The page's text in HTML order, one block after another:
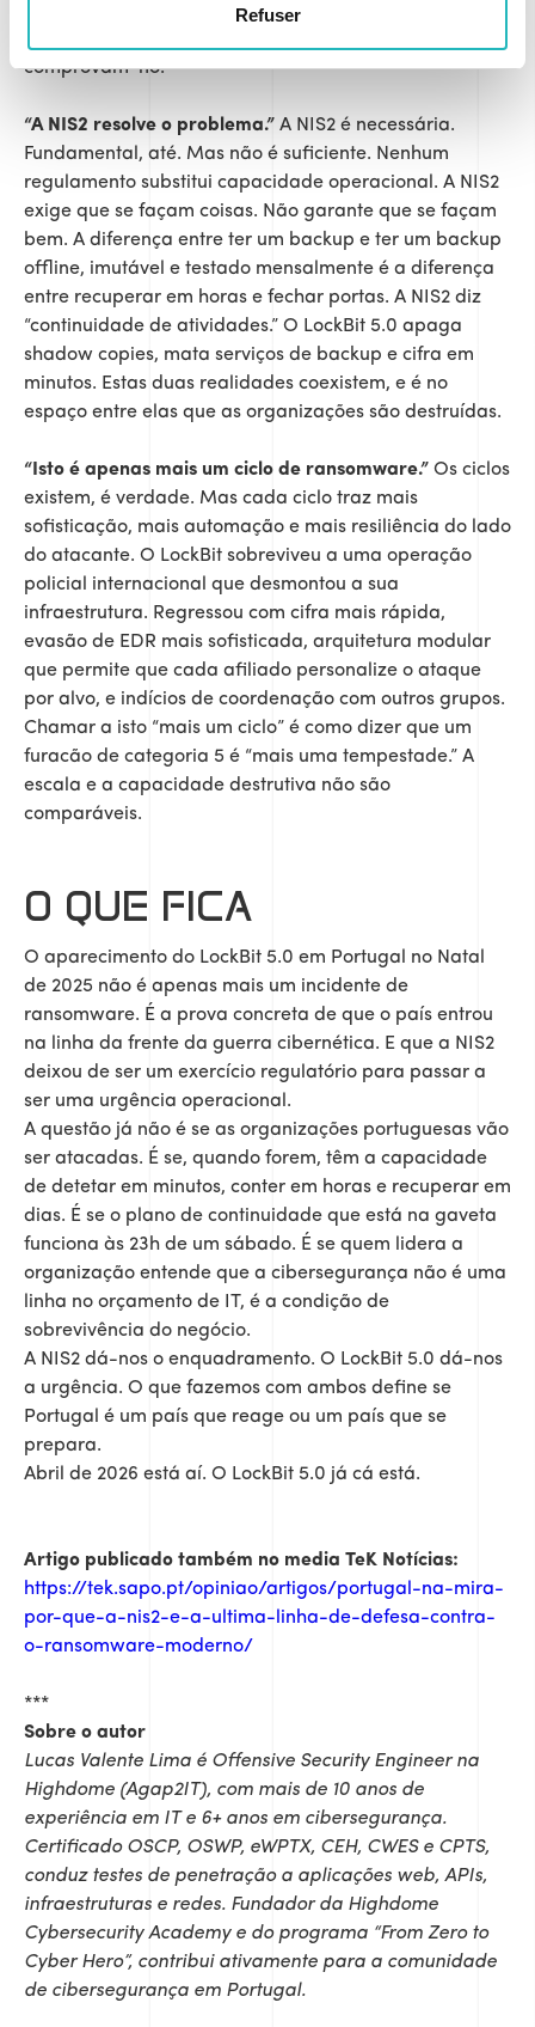
Refuser
precisamente o tipo de terreno que atrai operações
comprovam-no.
“A NIS2 resolve o problema.” A NIS2 é necessária.
Fundamental, até. Mas não é suficiente. Nenhum
regulamento substitui capacidade operacional. A NIS2
exige que se façam coisas. Não garante que se façam
bem. A diferença entre ter um backup e ter um backup
offline, imutável e testado mensalmente é a diferença
entre recuperar em horas e fechar portas. A NIS2 diz
“continuidade de atividades.” O LockBit 5.0 apaga
shadow copies, mata serviços de backup e cifra em
minutos. Estas duas realidades coexistem, e é no
espaço entre elas que as organizações são destruídas.
“Isto é apenas mais um ciclo de ransomware.” Os ciclos
existem, é verdade. Mas cada ciclo traz mais
sofisticação, mais automação e mais resiliência do lado
do atacante. O LockBit sobreviveu a uma operação
policial internacional que desmontou a sua
infraestrutura. Regressou com cifra mais rápida,
evasão de EDR mais sofisticada, arquitetura modular
que permite que cada afiliado personalize o ataque
por alvo, e indícios de coordenação com outros grupos.
Chamar a isto “mais um ciclo” é como dizer que um
furacão de categoria 5 é “mais uma tempestade.” A
escala e a capacidade destrutiva não são
comparáveis.
O QUE FICA
O aparecimento do LockBit 5.0 em Portugal no Natal
de 2025 não é apenas mais um incidente de
ransomware. É a prova concreta de que o país entrou
na linha da frente da guerra cibernética. E que a NIS2
deixou de ser um exercício regulatório para passar a
ser uma urgência operacional.
A questão já não é se as organizações portuguesas vão
ser atacadas. É se, quando forem, têm a capacidade
de detetar em minutos, conter em horas e recuperar em
dias. É se o plano de continuidade que está na gaveta
funciona às 23h de um sábado. É se quem lidera a
organização entende que a cibersegurança não é uma
linha no orçamento de IT, é a condição de
sobrevivência do negócio.
A NIS2 dá-nos o enquadramento. O LockBit 5.0 dá-nos
a urgência. O que fazemos com ambos define se
Portugal é um país que reage ou um país que se
prepara.
Abril de 2026 está aí. O LockBit 5.0 já cá está.
Artigo publicado também no media TeK Notícias:
https://tek.sapo.pt/opiniao/artigos/portugal-na-mira-
por-que-a-nis2-e-a-ultima-linha-de-defesa-contra-
o-ransomware-moderno/
***
Sobre o autor
Lucas Valente Lima é Offensive Security Engineer na
Highdome (Agap2IT), com mais de 10 anos de
experiência em IT e 6+ anos em cibersegurança.
Certificado OSCP, OSWP, eWPTX, CEH, CWES e CPTS,
conduz testes de penetração a aplicações web, APIs,
infraestruturas e redes. Fundador da Highdome
Cybersecurity Academy e do programa “From Zero to
Cyber Hero”, contribui ativamente para a comunidade
de cibersegurança em Portugal.